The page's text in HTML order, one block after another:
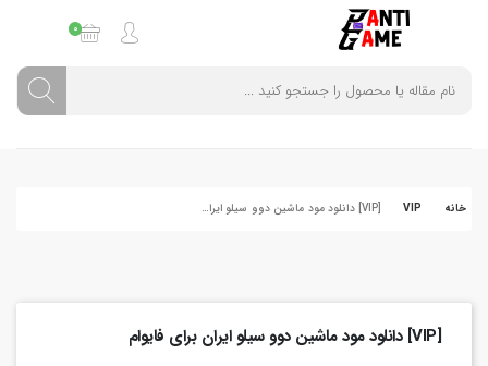
0
خانه VIP [VIP] دانلود مود ماشین دوو سیلو ایران برای فایوام
[VIP] دانلود مود ماشین دوو سیلو ایران برای فایوام